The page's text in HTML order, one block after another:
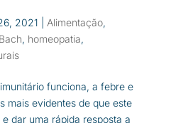
2021 Alimentação,
, homeopatia,
funciona, a febre e
mais evidentes de que este
dar uma rápida resposta a